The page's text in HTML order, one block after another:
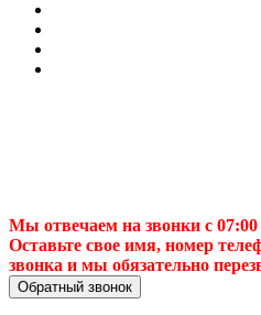
Мы отвечаем на звонки с 07:00
Оставьте свое имя, номер
звонка и мы обязательно
Обратный звонок